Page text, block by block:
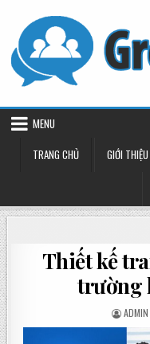
content
MENU
TRANG CHỦ
GIỚI THIỆU
Thiết kế
trường
POSTED
BY
ADMIN